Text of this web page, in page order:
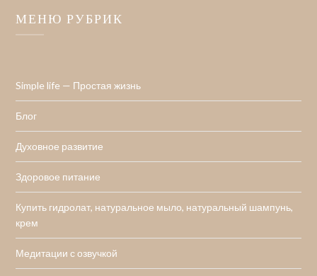
МЕНЮ РУБРИК
Simple life — Простая жизнь
Блог
Духовное развитие
Здоровое питание
Купить гидролат, натуральное мыло, натуральный шампунь,
крем
Медитации с озвучкой